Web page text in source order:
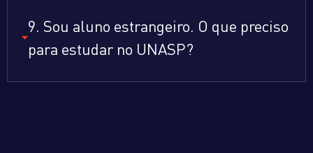
9. Sou aluno estrangeiro. O que preciso
para estudar no UNASP?